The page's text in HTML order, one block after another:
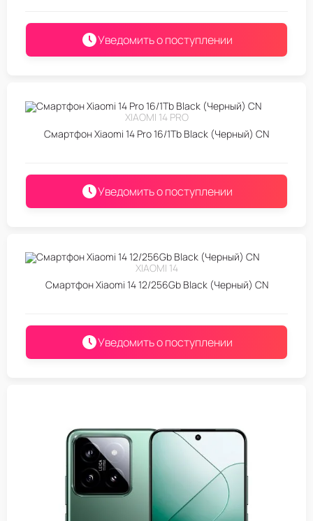
Уведомить о поступлении
XIAOMI 14 PRO
Смартфон Xiaomi 14 Pro 16/1Tb Black (Черный) CN
Уведомить о поступлении
XIAOMI 14
Смартфон Xiaomi 14 12/256Gb Black (Черный) CN
Уведомить о поступлении